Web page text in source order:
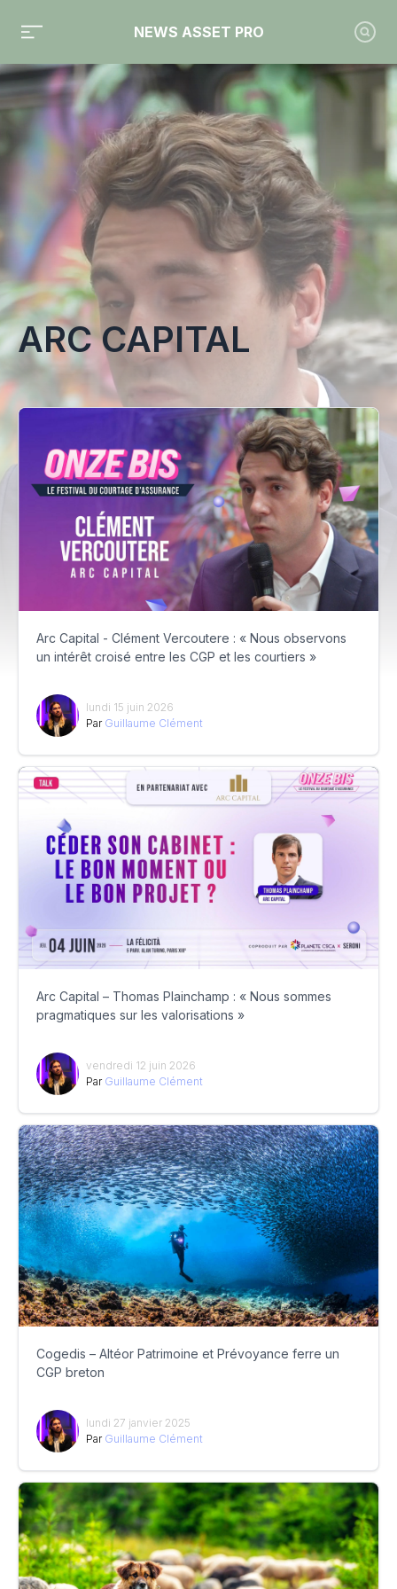
NEWS ASSET PRO
Toute l'actualité sur le tag "Arc Capital"
ARC CAPITAL
Arc Capital - Clément Vercoutere : « Nous observons
un intérêt croisé entre les CGP et les courtiers »
lundi 15 juin 2026
Par Guillaume Clément
Arc Capital – Thomas Plainchamp : « Nous sommes
pragmatiques sur les valorisations »
vendredi 12 juin 2026
Par Guillaume Clément
Cogedis – Altéor Patrimoine et Prévoyance ferre un
CGP breton
lundi 27 janvier 2025
Par Guillaume Clément